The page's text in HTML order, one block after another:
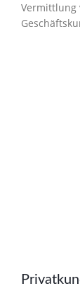
Vermittlung